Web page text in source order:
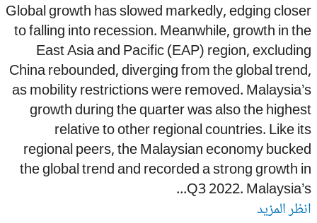
Global growth has slowed markedly, edging
to falling into recession. Meanwhile, growth in
East Asia and Pacific (EAP) region,
China rebounded, diverging from the global
as mobility restrictions were removed.
growth during the quarter was also the
relative to other regional countries. Like
regional peers, the Malaysian economy
the global trend and recorded a strong growth
Q3 2022.
المزيد